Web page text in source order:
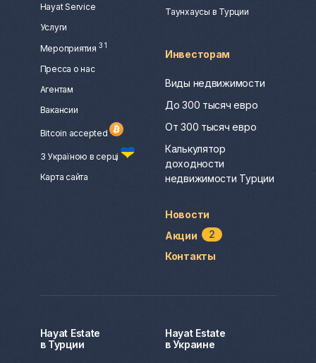
Hayat Service
Услуги
Мероприятия 3 1
Пресса о нас
Агентам
Вакансии
Bitcoin accepted
З Україною в серці
Карта сайта
Таунхаусы в Турции
Инвесторам
Виды недвижимости
До 300 тысяч евро
От 300 тысяч евро
Калькулятор
доходности
недвижимости Турции
Новости
Акции
2
Контакты
Hayat Estate
в Турции
Hayat Estate
в Украине